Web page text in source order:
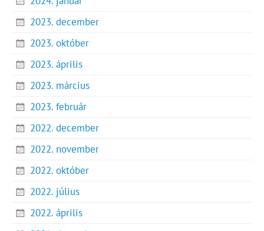
2023. december
2023. október
2023. április
2023. március
2023. február
2022. december
2022. november
2022. október
2022. július
2022. április